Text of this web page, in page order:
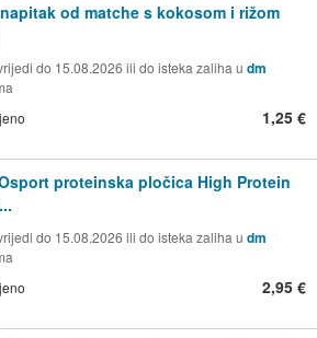
od matche s kokosom i rižom
do 15.08.2026 ili do isteka zaliha u dm
1,25 €
proteinska pločica High Protein
do 15.08.2026 ili do isteka zaliha u dm
2,95 €